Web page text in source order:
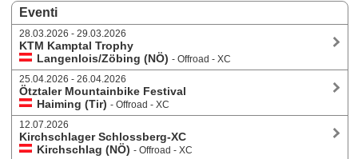
Eventi
28.03.2026 - 29.03.2026
KTM Kamptal Trophy
Langenlois/Zöbing (NÖ) - Offroad - XC
25.04.2026 - 26.04.2026
Ötztaler Mountainbike Festival
Haiming (Tir) - Offroad - XC
12.07.2026
Kirchschlager Schlossberg-XC
Kirchschlag (NÖ) - Offroad - XC